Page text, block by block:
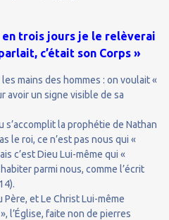
en trois jours je le relèverai
c’était son Corps »
mains des hommes : on voulait «
avoir un signe visible de sa
s’accomplit la prophétie de Nathan
le roi, ce n’est pas nous qui «
c’est Dieu Lui-même qui «
parmi nous, comme l’écrit
et Le Christ Lui-même
l’Église, faite non de pierres